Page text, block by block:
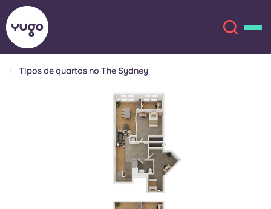
English (GB)
English (US)
Español
Deutsch
Tipos de quartos no The Sydney